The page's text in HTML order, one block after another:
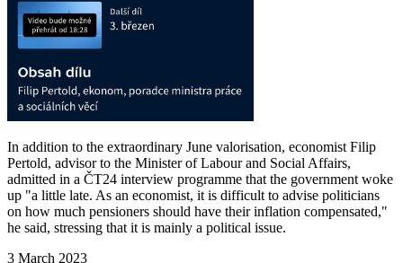
In addition to the extraordinary June valorisation, economist Filip
Pertold, advisor to the Minister of Labour and Social Affairs,
admitted in a ČT24 interview programme that the government woke
up "a little late. As an economist, it is difficult to advise politicians
on how much pensioners should have their inflation compensated,"
he said, stressing that it is mainly a political issue.
3 March 2023